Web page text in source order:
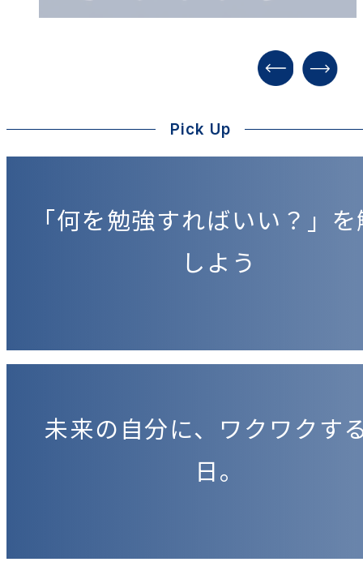
Pick Up
「何を勉強すればいい？」
しよう
未来の自分に、ワクワクす
日。